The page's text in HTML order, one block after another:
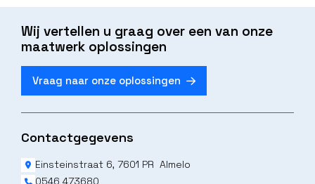
Wij vertellen u graag over een van onze
maatwerk oplossingen
Vraag naar onze oplossingen
Contactgegevens
Einsteinstraat 6, 7601 PR Almelo
0546 473680